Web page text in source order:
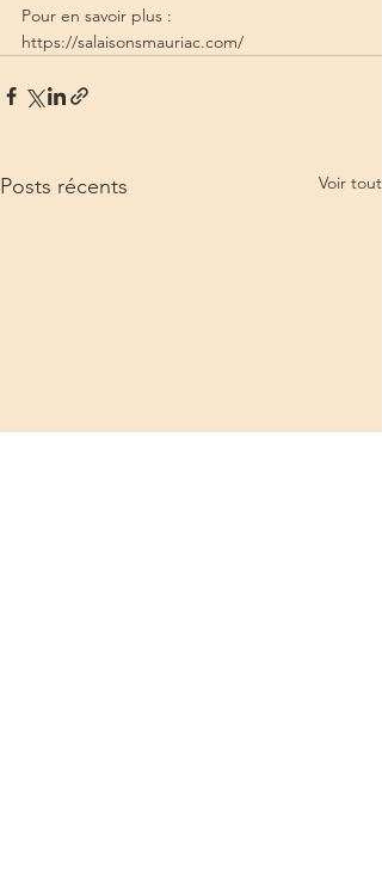
Pour en savoir plus :
https://salaisonsmauriac.com/
Posts récents Voir tout